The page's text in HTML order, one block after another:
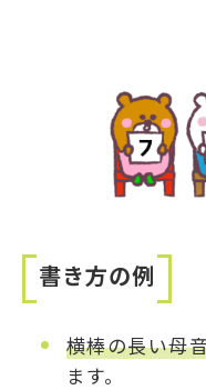
書き方の例
横棒の長い母
ます。